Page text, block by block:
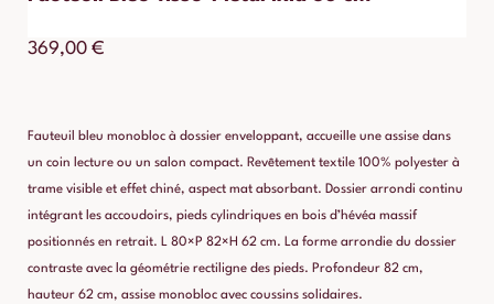
369,00 €
Fauteuil bleu monobloc à dossier enveloppant, accueille une assise dans
un coin lecture ou un salon compact. Revêtement textile 100% polyester à
trame visible et effet chiné, aspect mat absorbant. Dossier arrondi continu
intégrant les accoudoirs, pieds cylindriques en bois d’hévéa massif
positionnés en retrait. L 80×P 82×H 62 cm. La forme arrondie du dossier
contraste avec la géométrie rectiligne des pieds. Profondeur 82 cm,
hauteur 62 cm, assise monobloc avec coussins solidaires.